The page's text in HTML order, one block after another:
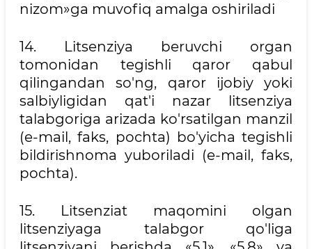
nizom»ga muvofiq amalga oshiriladi
14. Litsenziya beruvchi organ
tomonidan tegishli qaror qabul
qilingandan so'ng, qaror ijobiy yoki
salbiyligidan qat'i nazar litsenziya
talabgoriga arizada ko'rsatilgan manzil
(e-mail, faks, pochta) bo'yicha tegishli
bildirishnoma yuboriladi (e-mail, faks,
pochta).
15. Litsenziat maqomini olgan
litsenziyaga talabgor qo'liga